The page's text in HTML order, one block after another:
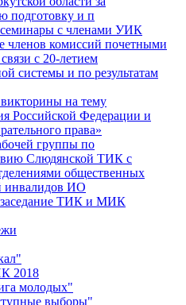
подготовку и п
с членами УИК
членов комиссий почетными
с 20-летием
системы и по результатам
на тему
Российской Федерации и
права»
группы по
Слюдянской ТИК с
общественных
инвалидов ИО
заседание ТИК и МИК
2018
молодых"
выборы"